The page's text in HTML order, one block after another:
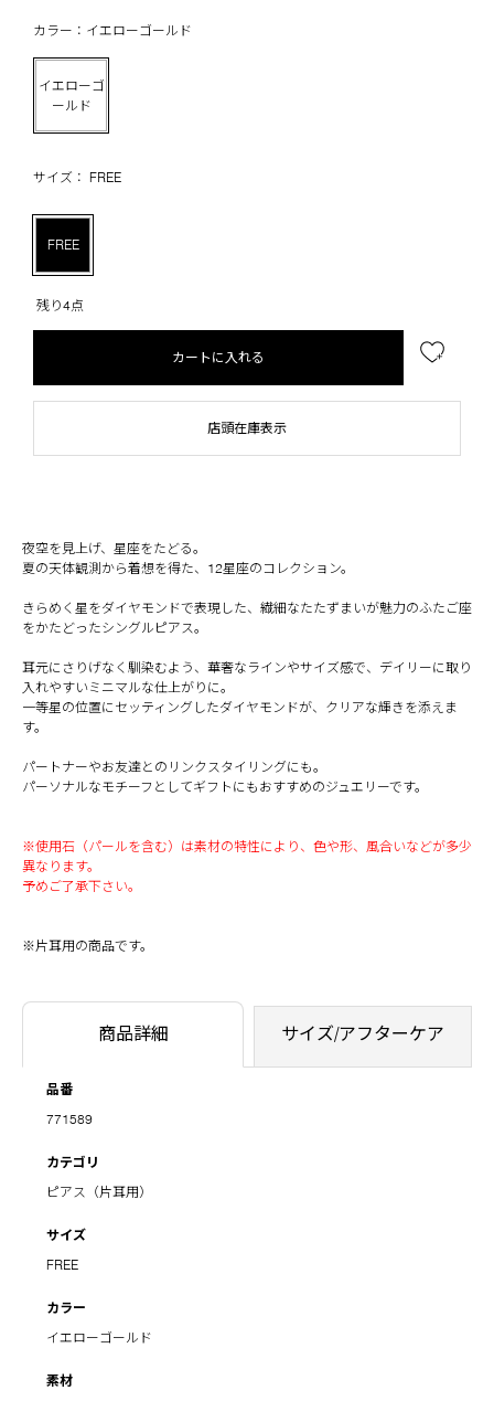
カラー：イエローゴールド
イエローゴ
ールド
サイズ： FREE
FREE
残り4点
カートに入れる
店頭在庫表示
夜空を見上げ、星座をたどる。
夏の天体観測から着想を得た、12星座のコレクション。
きらめく星をダイヤモンドで表現した、繊細なたたずまいが魅力のふたご座
をかたどったシングルピアス。
耳元にさりげなく馴染むよう、華奢なラインやサイズ感で、デイリーに取り
入れやすいミニマルな仕上がりに。
一等星の位置にセッティングしたダイヤモンドが、クリアな輝きを添えま
す。
パートナーやお友達とのリンクスタイリングにも。
パーソナルなモチーフとしてギフトにもおすすめのジュエリーです。
※使用石（パールを含む）は素材の特性により、色や形、風合いなどが多少
異なります。
予めご了承下さい。
※片耳用の商品です。
商品詳細 サイズ/アフターケア
品番
771589
カテゴリ
ピアス（片耳用）
サイズ
FREE
カラー
イエローゴールド
素材